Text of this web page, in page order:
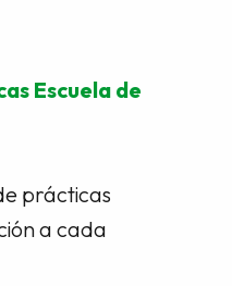
Escuela de
prácticas
a cada